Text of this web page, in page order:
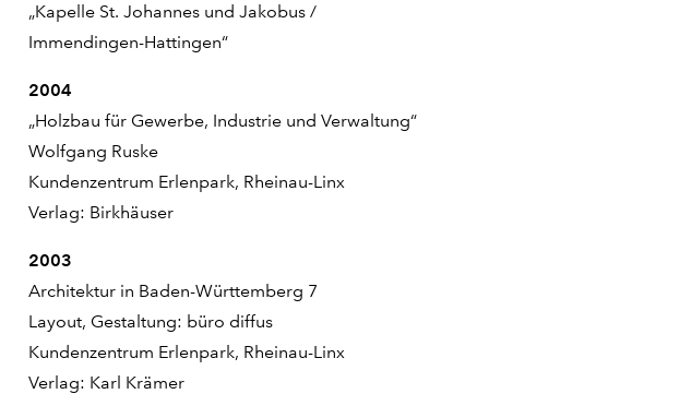
„Kapelle St. Johannes und Jakobus /
Immendingen-Hattingen“
2004
„Holzbau für Gewerbe, Industrie und Verwaltung“
Wolfgang Ruske
Kundenzentrum Erlenpark, Rheinau-Linx
Verlag: Birkhäuser
2003
Architektur in Baden-Württemberg 7
Layout, Gestaltung: büro diffus
Kundenzentrum Erlenpark, Rheinau-Linx
Verlag: Karl Krämer